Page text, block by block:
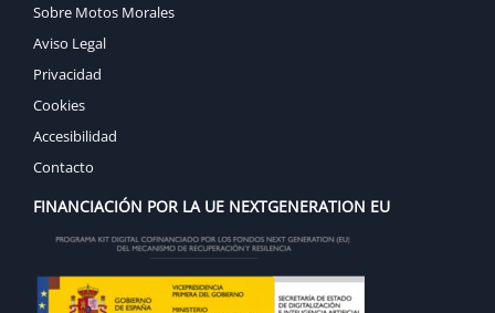
Sobre Motos Morales
Aviso Legal
Privacidad
Cookies
Accesibilidad
Contacto
FINANCIACIÓN POR LA UE NEXTGENERATION EU